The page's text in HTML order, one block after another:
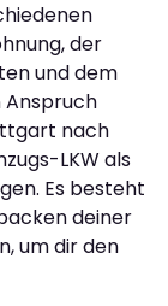
der
und dem
Anspruch
nach
LKW als
Es besteht
deiner
um dir den